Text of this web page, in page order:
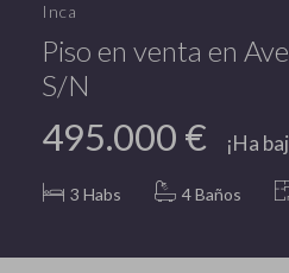
Inca
Piso en venta en
S/N
495.000 € ¡Ha
3 Habs 4 Baños